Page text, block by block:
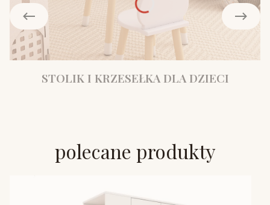
STOLIK I KRZESEŁKA DLA DZIECI
polecane produkty